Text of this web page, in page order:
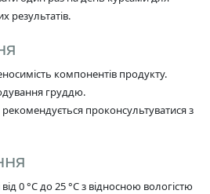
результатів.
компонентів продукту.
груддю.
проконсультуватися з
0 °С до 25 °С з відносною вологістю